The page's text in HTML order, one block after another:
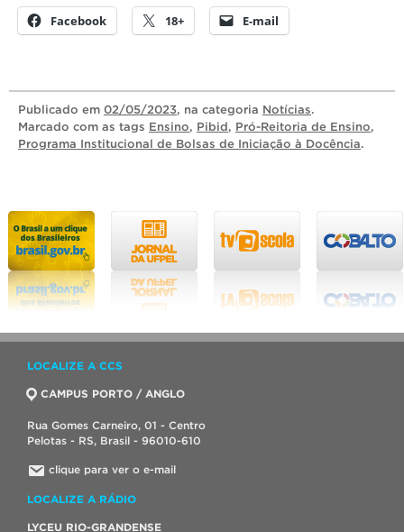
Facebook 18+ E-mail
Publicado em 02/05/2023, na categoria Notícias.
Marcado com as tags Ensino, Pibid, Pró-Reitoria de Ensino,
Programa Institucional de Bolsas de Iniciação à Docência.
LOCALIZE A CCS
CAMPUS PORTO / ANGLO
Rua Gomes Carneiro, 01 - Centro
Pelotas - RS, Brasil - 96010-610
clique para ver o e-mail
LOCALIZE A RÁDIO
LYCEU RIO-GRANDENSE